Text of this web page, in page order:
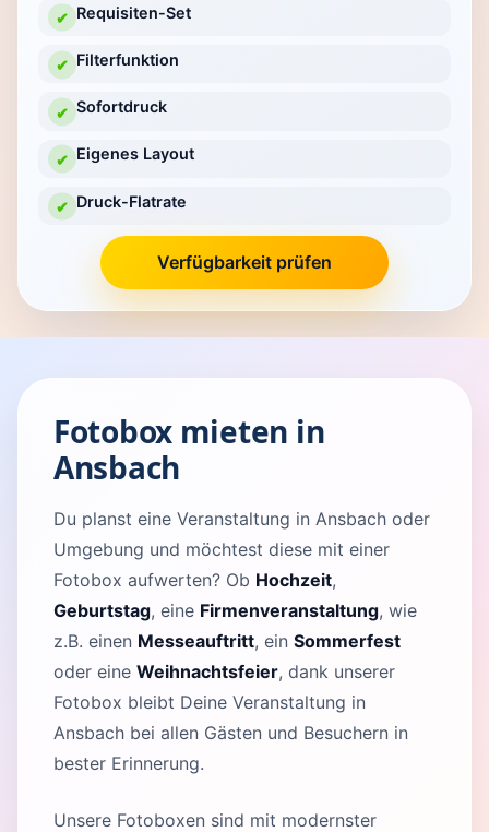
✔ Requisiten-Set
✔ Filterfunktion
✔ Sofortdruck
✔ Eigenes Layout
✔ Druck-Flatrate
Verfügbarkeit prüfen
Fotobox mieten in
Ansbach
Du planst eine Veranstaltung in Ansbach oder
Umgebung und möchtest diese mit einer
Fotobox aufwerten? Ob Hochzeit,
Geburtstag, eine Firmenveranstaltung, wie
z.B. einen Messeauftritt, ein Sommerfest
oder eine Weihnachtsfeier, dank unserer
Fotobox bleibt Deine Veranstaltung in
Ansbach bei allen Gästen und Besuchern in
bester Erinnerung.
Unsere Fotoboxen sind mit modernster